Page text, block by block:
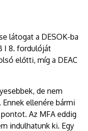
látogat a DESOK-ba
I 8. fordulóját
előtti, míg a DEAC
de nem
ellenére bármi
Az MFA eddig
indulhatunk ki. Egy